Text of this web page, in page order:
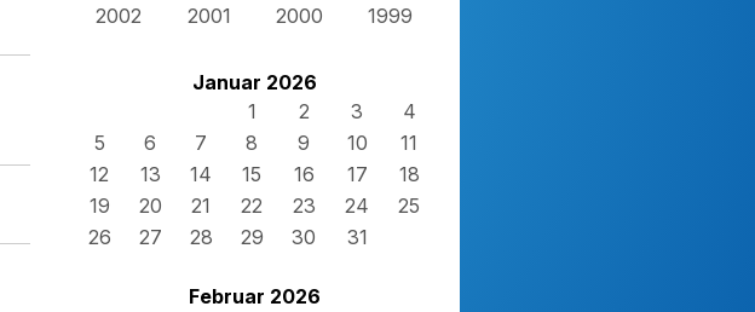
2002
2001 2000 1999
Januar 2026
1
2 3
4
5
6 7 8 9 10
11
12
13 14 15 16 17
18
19
20 21 22 23 24
25
26
27 28 29 30 31
Februar 2026